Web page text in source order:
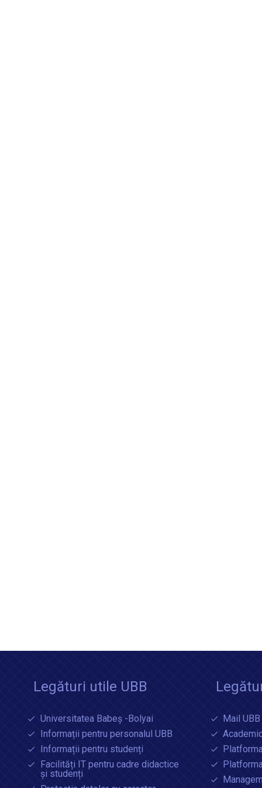
Legături utile UBB
Universitatea Babeș -Bolyai
Informații pentru personalul UBB
Informații pentru studenți
Facilități IT pentru cadre didactice
și studenți
Mail UBB